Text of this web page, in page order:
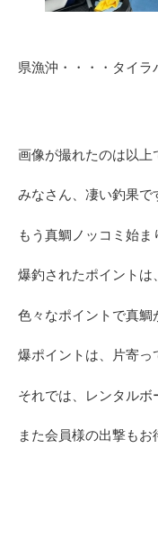
県漁沖・・・・タイラ
画像が撮れたのは以上
みなさん、凄い釣果
もう真鯛ノッコミ始ま
爆釣されたポイントは
色々なポイントで真鯛
爆ポイントは、片寄っ
それでは、レンタルボ
また会員様の出撃もお